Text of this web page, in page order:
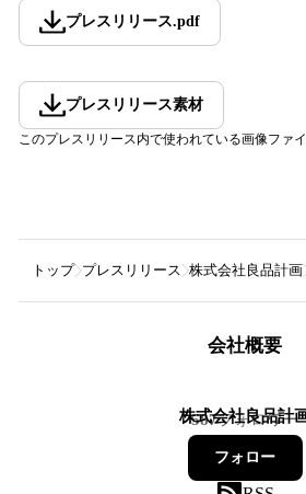
プレスリリース.pdf
プレスリリース素材
このプレスリリース内で使われている画像ファ
トップ プレスリリース 株式会社良品計画
会社概要
株式会社良品計
587フォロワー
フォロー